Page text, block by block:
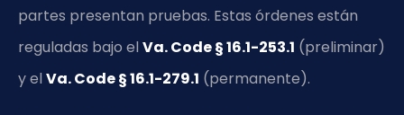
partes presentan pruebas. Estas órdenes están
reguladas bajo el Va. Code § 16.1-253.1 (preliminar)
y el Va. Code § 16.1-279.1 (permanente).